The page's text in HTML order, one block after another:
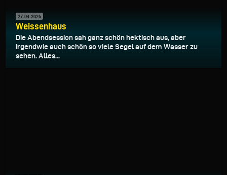
27.04.2026
Weissenhaus
Die Abendsession sah ganz schön hektisch aus, aber
irgendwie auch schön so viele Segel auf dem Wasser zu
sehen. Alles...